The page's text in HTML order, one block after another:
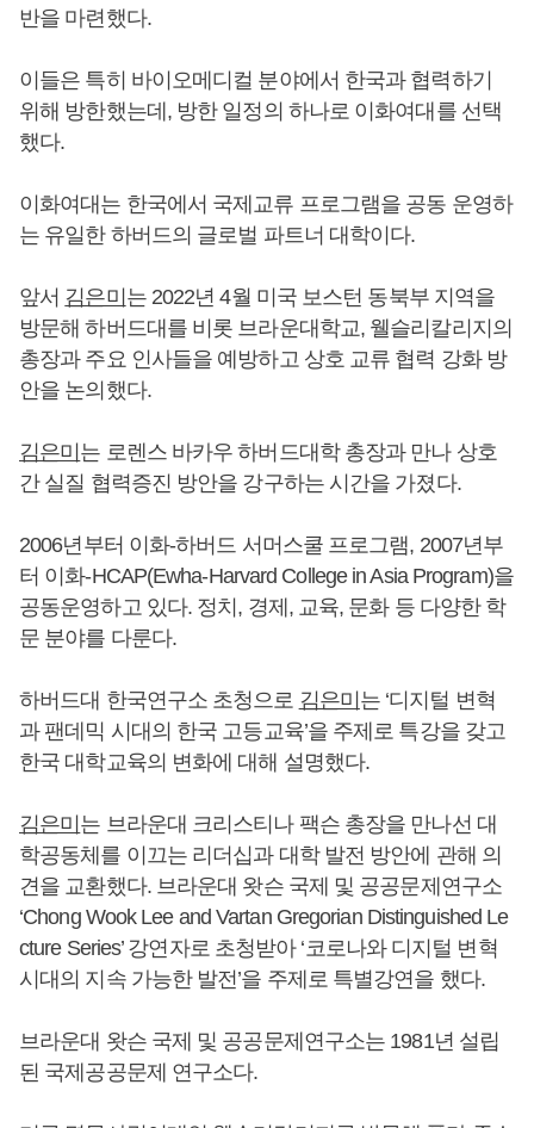
반을 마련했다.
이들은 특히 바이오메디컬 분야에서 한국과 협력하기
위해 방한했는데, 방한 일정의 하나로 이화여대를 선택
했다.
이화여대는 한국에서 국제교류 프로그램을 공동 운영하
는 유일한 하버드의 글로벌 파트너 대학이다.
앞서 김은미 는 2022년 4월 미국 보스턴 동북부 지역을
방문해 하버드대를 비롯 브라운대학교, 웰슬리칼리지의
총장과 주요 인사들을 예방하고 상호 교류 협력 강화 방
안을 논의했다.
김은미 는 로렌스 바카우 하버드대학 총장과 만나 상호
간 실질 협력증진 방안을 강구하는 시간을 가졌다.
2006년부터 이화-하버드 서머스쿨 프로그램, 2007년부
터 이화-HCAP(Ewha-Harvard College in Asia Program)을
공동운영하고 있다. 정치, 경제, 교육, 문화 등 다양한 학
문 분야를 다룬다.
하버드대 한국연구소 초청으로 김은미 는 ‘디지털 변혁
과 팬데믹 시대의 한국 고등교육’을 주제로 특강을 갖고
한국 대학교육의 변화에 대해 설명했다.
김은미 는 브라운대 크리스티나 팩슨 총장을 만나선 대
학공동체를 이끄는 리더십과 대학 발전 방안에 관해 의
견을 교환했다. 브라운대 왓슨 국제 및 공공문제연구소
‘Chong Wook Lee and Vartan Gregorian Distinguished Le
cture Series’ 강연자로 초청받아 ‘코로나와 디지털 변혁
시대의 지속 가능한 발전’을 주제로 특별강연을 했다.
브라운대 왓슨 국제 및 공공문제연구소는 1981년 설립
된 국제공공문제 연구소다.